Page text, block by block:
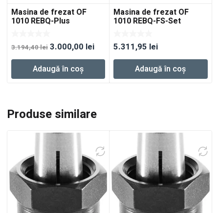
Masina de frezat OF
1010 REBQ-Plus
3.194,40lei Prețul
inițial
a
fost:
3.000,00 leiPrețul
curent
3.000,00 lei.
Adaugă în coș
Masina de frezat OF
1010 REBQ-FS-Set
5.311,95 lei
Adaugă în coș
Produse similare